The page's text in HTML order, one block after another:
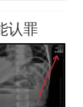
认罪